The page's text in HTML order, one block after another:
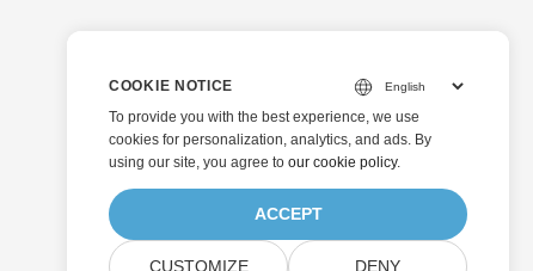
COOKIE NOTICE
To provide you with the best experience, we use
cookies for personalization, analytics, and ads. By
using our site, you agree to our cookie policy.
ACCEPT
CUSTOMIZE DENY